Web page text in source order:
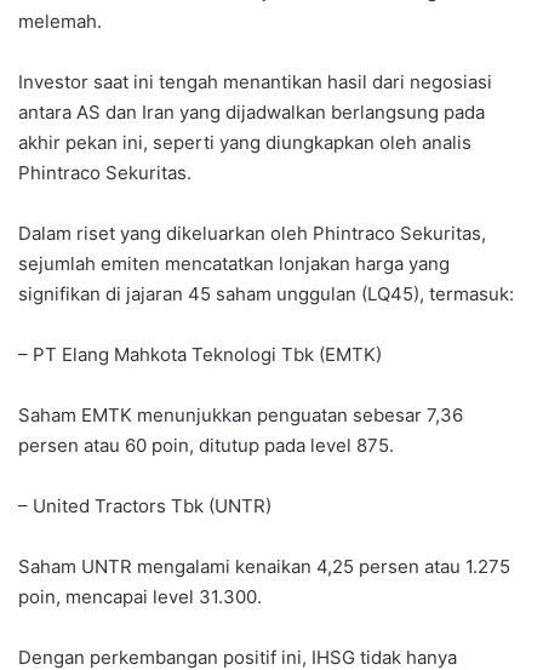
melemah.
Investor saat ini tengah menantikan hasil dari negosiasi
antara AS dan Iran yang dijadwalkan berlangsung pada
akhir pekan ini, seperti yang diungkapkan oleh analis
Phintraco Sekuritas.
Dalam riset yang dikeluarkan oleh Phintraco Sekuritas,
sejumlah emiten mencatatkan lonjakan harga yang
signifikan di jajaran 45 saham unggulan (LQ45), termasuk:
– PT Elang Mahkota Teknologi Tbk (EMTK)
Saham EMTK menunjukkan penguatan sebesar 7,36
persen atau 60 poin, ditutup pada level 875.
– United Tractors Tbk (UNTR)
Saham UNTR mengalami kenaikan 4,25 persen atau 1.275
poin, mencapai level 31.300.
Dengan perkembangan positif ini, IHSG tidak hanya